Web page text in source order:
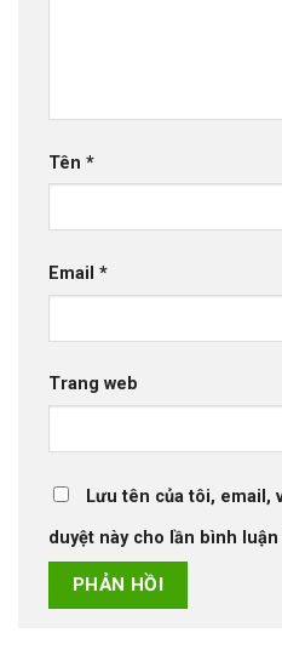
Tên *
Email *
Trang web
Lưu tên của tôi, email,
duyệt này cho lần bình